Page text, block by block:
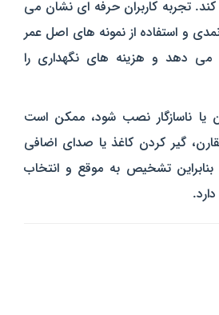
تجربه کاربران حرفه‌ ای نشان می‌
و استفاده از نمونه‌ های اصل عمر
می‌ دهد و هزینه‌ های نگهداری را
یا ناسازگار نصب شود، ممکن است
گیر کردن کاغذ یا صدای اضافی
تشخیص به موقع و انتخاب